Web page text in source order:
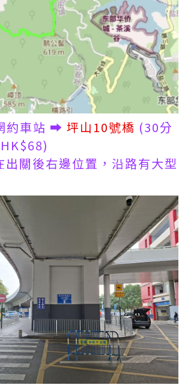
約車站 ➡️ 坪山10號橋 (30分
關後右邊位置，沿路有大型